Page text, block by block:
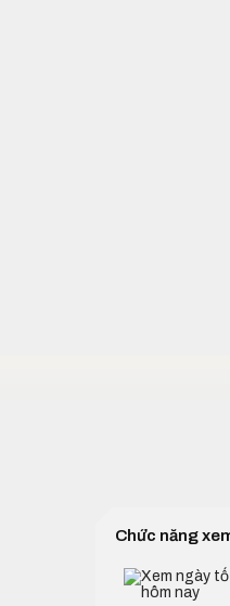
Chức năng